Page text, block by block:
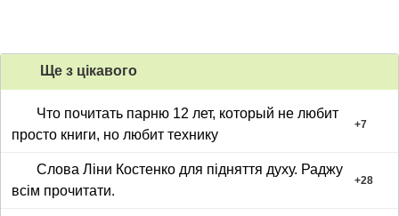
Ще з цiкавого
Что почитать парню 12 лет, который не любит
просто книги, но любит технику
+7
Слова Ліни Костенко для підняття духу. Раджу
всім прочитати.
+28